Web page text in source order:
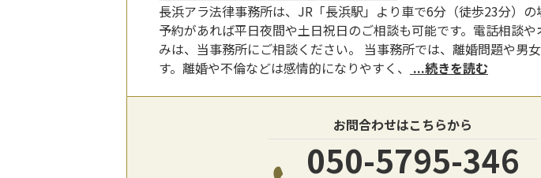
長浜アラ法律事務所は、JR「長浜駅」より車で6分（徒歩23分）
予約があれば平日夜間や土日祝日のご相談も可能です。電話相談
みは、当事務所にご相談ください。 当事務所では、離婚問題や男
す。離婚や不倫などは感情的になりやすく、
...続きを読む
お問合わせはこちらから
050-5795-346